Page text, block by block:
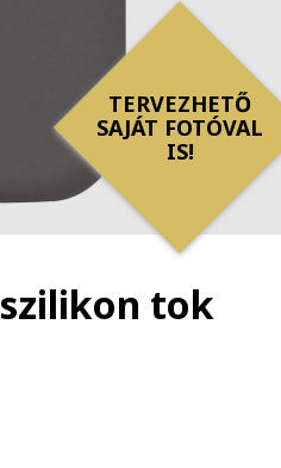
TERVEZHETŐ
SAJÁT FOTÓVAL
IS!
szilikon tok